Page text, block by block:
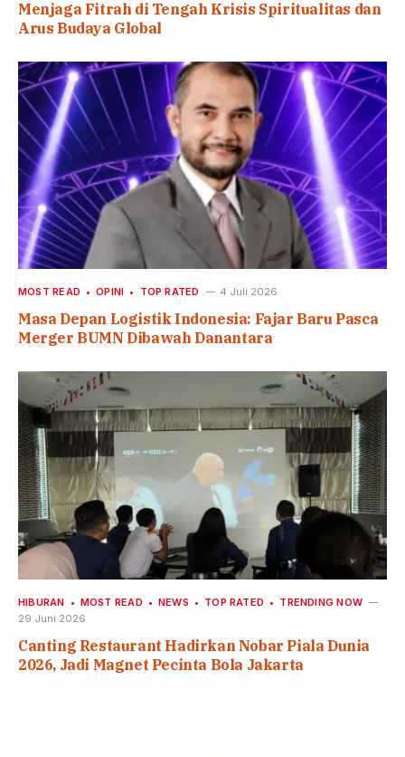
Menjaga Fitrah di Tengah Krisis Spiritualitas dan
Arus Budaya Global
MOST READ OPINI TOP RATED 4 Juli 2026
Masa Depan Logistik Indonesia: Fajar Baru Pasca
Merger BUMN Dibawah Danantara
HIBURAN MOST READ NEWS TOP RATED
TRENDING NOW
29 Juni 2026
Canting Restaurant Hadirkan Nobar Piala Dunia
2026, Jadi Magnet Pecinta Bola Jakarta